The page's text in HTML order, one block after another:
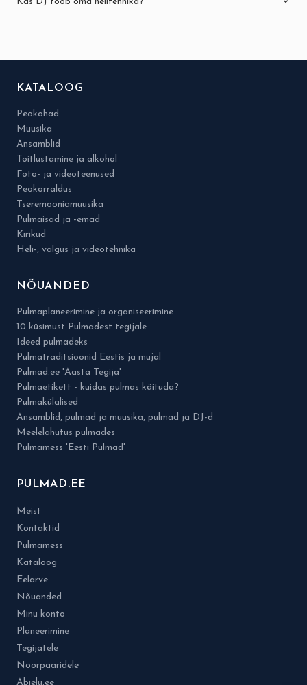
KATALOOG
Peokohad
Muusika
Ansamblid
Toitlustamine ja alkohol
Foto- ja videoteenused
Peokorraldus
Tseremooniamuusika
Pulmaisad ja -emad
Kirikud
Heli-, valgus ja videotehnika
NÕUANDED
Pulmaplaneerimine ja organiseerimine
10 küsimust Pulmadest tegijale
Ideed pulmadeks
Pulmatraditsioonid Eestis ja mujal
Pulmad.ee 'Aasta Tegija'
Pulmaetikett - kuidas pulmas käituda?
Pulmakülalised
Ansamblid, pulmad ja muusika, pulmad ja DJ-d
Meelelahutus pulmades
Pulmamess 'Eesti Pulmad'
PULMAD.EE
Meist
Kontaktid
Pulmamess
Kataloog
Eelarve
Nõuanded
Minu konto
Planeerimine
Tegijatele
Noorpaaridele
Abielu.ee